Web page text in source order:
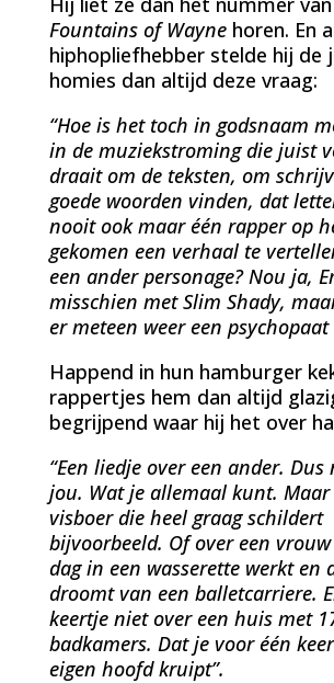
Fountains of Waynehoren. En
hiphopliefhebber stelde hij de
homies dan altijd deze vraag:
“Hoe is het toch in godsnaam
in de muziekstroming die juist
draait om de teksten, om
goede woorden vinden, dat
nooit ook maar één rapper op
gekomen een verhaal te
een ander personage? Nou ja,
misschien met Slim Shady,
er meteen weer een psychopaat
Happend in hun hamburger
rappertjes hem dan altijd
begrijpend waar hij het over
“Een liedje over een ander. Dus
jou. Wat je allemaal kunt. Maar
visboer die heel graag schildert
bijvoorbeeld. Of over een
dag in een wasserette werkt en
droomt van een balletcarriere.
keertje niet over een huis met
badkamers. Dat je voor één
eigen hoofd kruipt”.